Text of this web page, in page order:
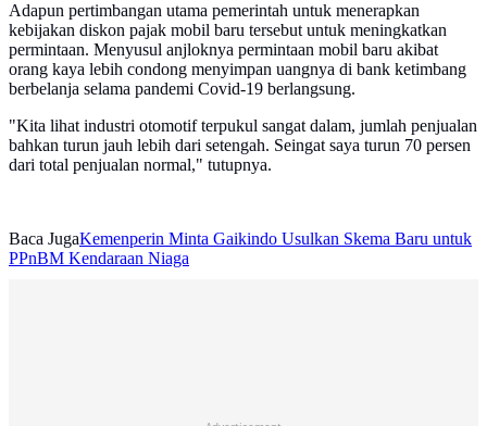
Adapun pertimbangan utama pemerintah untuk menerapkan
kebijakan diskon pajak mobil baru tersebut untuk meningkatkan
permintaan. Menyusul anjloknya permintaan mobil baru akibat
orang kaya lebih condong menyimpan uangnya di bank ketimbang
berbelanja selama pandemi Covid-19 berlangsung.
"Kita lihat industri otomotif terpukul sangat dalam, jumlah penjualan
bahkan turun jauh lebih dari setengah. Seingat saya turun 70 persen
dari total penjualan normal," tutupnya.
Baca JugaKemenperin Minta Gaikindo Usulkan Skema Baru untuk
PPnBM Kendaraan Niaga